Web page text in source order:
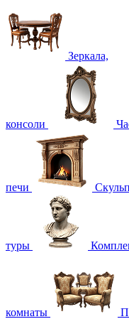
Зеркала,
консоли
печи
туры
комнаты